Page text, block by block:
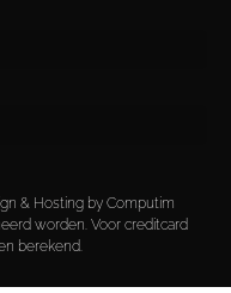
& Hosting by Computim
worden. Voor creditcard
berekend.